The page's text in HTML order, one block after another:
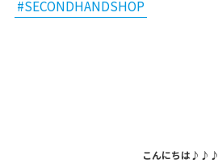
#SECONDHANDSHOP
こんにちは♪♪♪